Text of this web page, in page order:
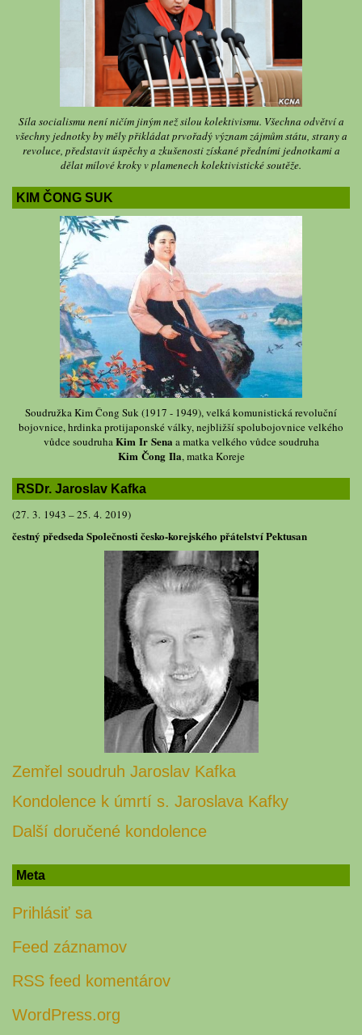
Síla socialismu není ničím jiným než silou kolektivismu. Všechna odvětví a
všechny jednotky by měly přikládat prvořadý význam zájmům státu, strany a
revoluce, představit úspěchy a zkušenosti získané předními jednotkami a
dělat mílové kroky v plamenech kolektivistické soutěže.
KIM ČONG SUK
Soudružka Kim Čong Suk (1917 - 1949), velká komunistická revoluční
bojovnice, hrdinka protijaponské války, nejbližší spolubojovnice velkého
vůdce soudruhaKim Ir Sena a matka velkého vůdce soudruha
Kim Čong Ila, matka Koreje
RSDr. Jaroslav Kafka
(27. 3. 1943 – 25. 4. 2019)
čestný předseda Společnosti česko-korejského přátelství Pektusan
Zemřel soudruh Jaroslav Kafka
Kondolence k úmrtí s. Jaroslava Kafky
Další doručené kondolence
Meta
Prihlásiť sa
Feed záznamov
RSS feed komentárov
WordPress.org